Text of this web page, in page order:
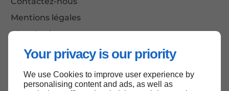
Your privacy is our priority
We use Cookies to improve user experience by
personalising content and ads, as well as
Mentions légales
Plan du site
Haut de page